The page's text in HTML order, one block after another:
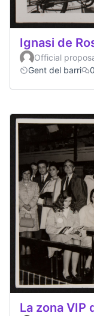
Ignasi de
Official
Gent del barri
0
La zona VIP